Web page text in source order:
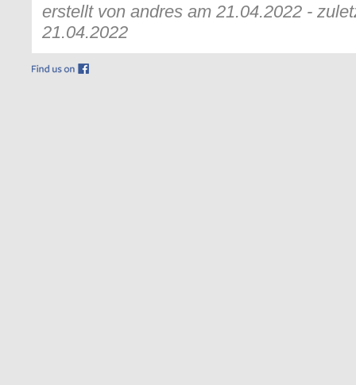
erstellt von andres am 21.04.2022 -
21.04.2022